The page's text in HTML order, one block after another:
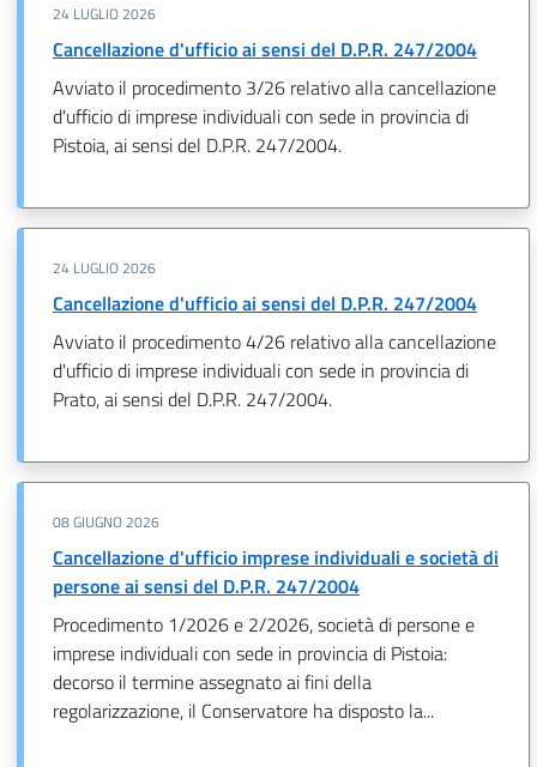
24 LUGLIO 2026
Cancellazione d'ufficio ai sensi del D.P.R. 247/2004
Avviato il procedimento 3/26 relativo alla cancellazione
d'ufficio di imprese individuali con sede in provincia di
Pistoia, ai sensi del D.P.R. 247/2004.
24 LUGLIO 2026
Cancellazione d'ufficio ai sensi del D.P.R. 247/2004
Avviato il procedimento 4/26 relativo alla cancellazione
d'ufficio di imprese individuali con sede in provincia di
Prato, ai sensi del D.P.R. 247/2004.
08 GIUGNO 2026
Cancellazione d'ufficio imprese individuali e società di
persone ai sensi del D.P.R. 247/2004
Procedimento 1/2026 e 2/2026, società di persone e
imprese individuali con sede in provincia di Pistoia:
decorso il termine assegnato ai fini della
regolarizzazione, il Conservatore ha disposto la...